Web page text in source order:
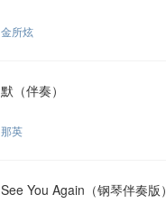
金所炫
默（伴奏）
那英
See You Again（钢琴伴奏版）